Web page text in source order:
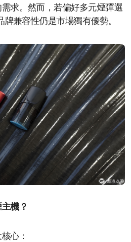
求。然而，若偏好多元煙彈選
牌兼容性仍是市場獨有優勢。
機？
心：